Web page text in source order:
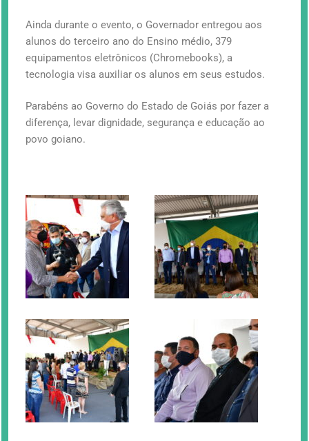
Ainda durante o evento, o Governador entregou aos
alunos do terceiro ano do Ensino médio, 379
equipamentos eletrônicos (Chromebooks), a
tecnologia visa auxiliar os alunos em seus estudos.
Parabéns ao Governo do Estado de Goiás por fazer a
diferença, levar dignidade, segurança e educação ao
povo goiano.